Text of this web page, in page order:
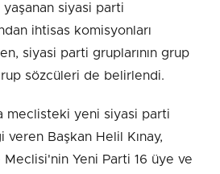
siyasi parti
ihtisas komisyonları
siyasi parti gruplarının grup
sözcüleri de belirlendi.
meclisteki yeni siyasi parti
veren Başkan Helil Kınay,
Yeni Parti 16 üye ve